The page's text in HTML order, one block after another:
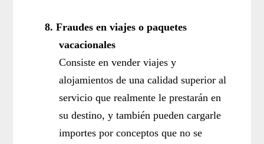
8. Fraudes en viajes o paquetes
vacacionales
Consiste en vender viajes y
alojamientos de una calidad superior al
servicio que realmente le prestarán en
su destino, y también pueden cargarle
importes por conceptos que no se